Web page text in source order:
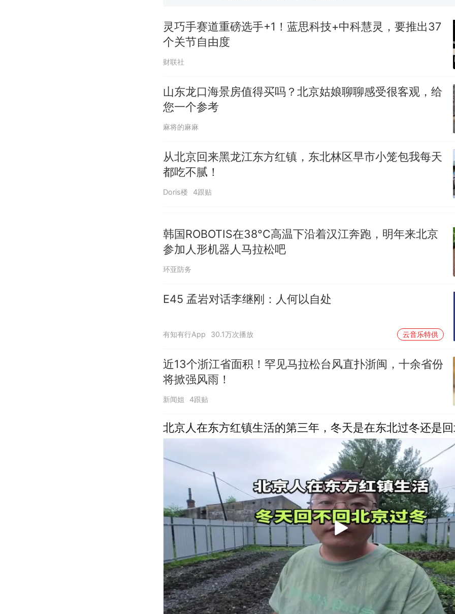
灵巧手赛道重磅选手+1！蓝思科技+中科慧灵，要推出37
个关节自由度
财联社
山东龙口海景房值得买吗？北京姑娘聊聊感受很客观，给
您一个参考
麻将的麻麻
从北京回来黑龙江东方红镇，东北林区早市小笼包我每天
都吃不腻！
Doris楼 4跟贴
韩国ROBOTIS在38°C高温下沿着汉江奔跑，明年来北京
参加人形机器人马拉松吧
环亚防务
E45 孟岩对话李继刚：人何以自处
有知有行App 30.1万次播放 云音乐特供
近13个浙江省面积！罕见马拉松台风直扑浙闽，十余省份
将掀强风雨！
新闻姐 4跟贴
北京人在东方红镇生活的第三年，冬天是在东北过冬还是